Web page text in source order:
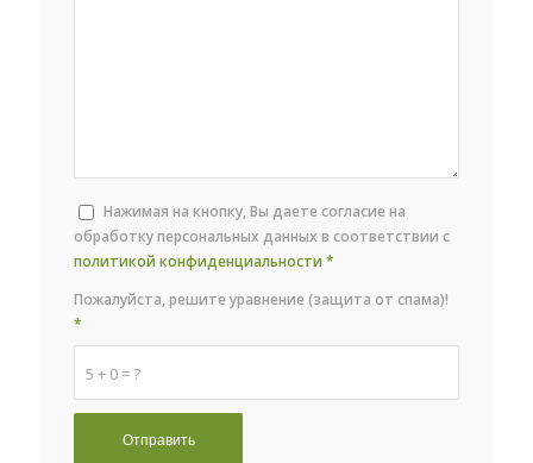
Нажимая на кнопку, Вы даете согласие на
обработку персональных данных в соответствии с
политикой конфиденциальности *
5 + 0 = ?
Пожалуйста, решите уравнение (защита от спама)!
*